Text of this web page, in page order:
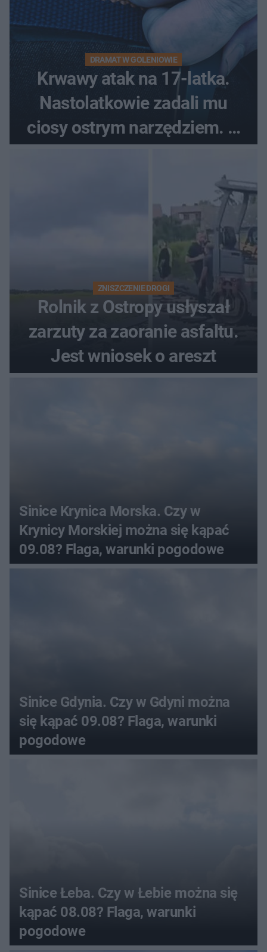
DRAMAT W GOLENIOWIE
Krwawy atak na 17-latka.
Nastolatkowie zadali mu
ciosy ostrym narzędziem. O
ich losach zdecyduje sąd
ZNISZCZENIE DROGI
Rolnik z Ostropy usłyszał
zarzuty za zaoranie asfaltu.
Jest wniosek o areszt
Sinice Krynica Morska. Czy w
Krynicy Morskiej można się kąpać
09.08? Flaga, warunki pogodowe
Sinice Gdynia. Czy w Gdyni można
się kąpać 09.08? Flaga, warunki
pogodowe
Sinice Łeba. Czy w Łebie można się
kąpać 08.08? Flaga, warunki
pogodowe